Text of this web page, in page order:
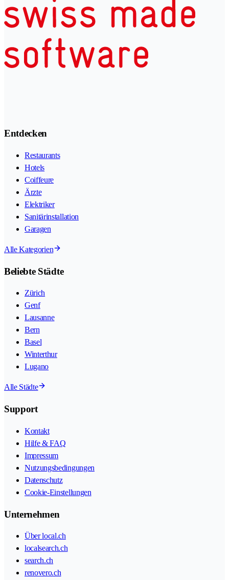
Entdecken
Restaurants
Hotels
Coiffeure
Ärzte
Elektriker
Sanitärinstallation
Garagen
Alle Kategorien
Beliebte Städte
Zürich
Genf
Lausanne
Bern
Basel
Winterthur
Lugano
Alle Städte
Support
Kontakt
Hilfe & FAQ
Impressum
Nutzungsbedingungen
Datenschutz
Cookie-Einstellungen
Unternehmen
Über local.ch
localsearch.ch
search.ch
renovero.ch